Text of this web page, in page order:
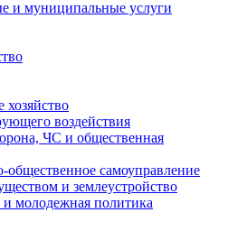
и муниципальные услуги
воздействия
ЧС и общественная
общественное самоуправление
и землеустройство
и молодежная политика